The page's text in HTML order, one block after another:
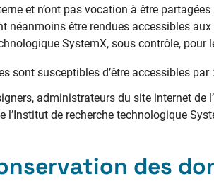
et n’ont pas vocation à être
néanmoins être rendues accessibles
SystemX, sous contrôle,
sont susceptibles d’être accessibles par :
administrateurs du site internet de
l’Institut de recherche technologique
des